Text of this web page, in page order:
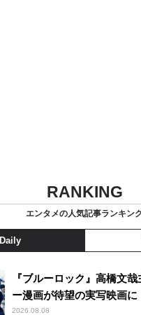
RANKING
エンタメの人気記事ランキン
Daily
『ブルーロック』高橋文
ー漫画が待望の実写映画に
2026.08.08